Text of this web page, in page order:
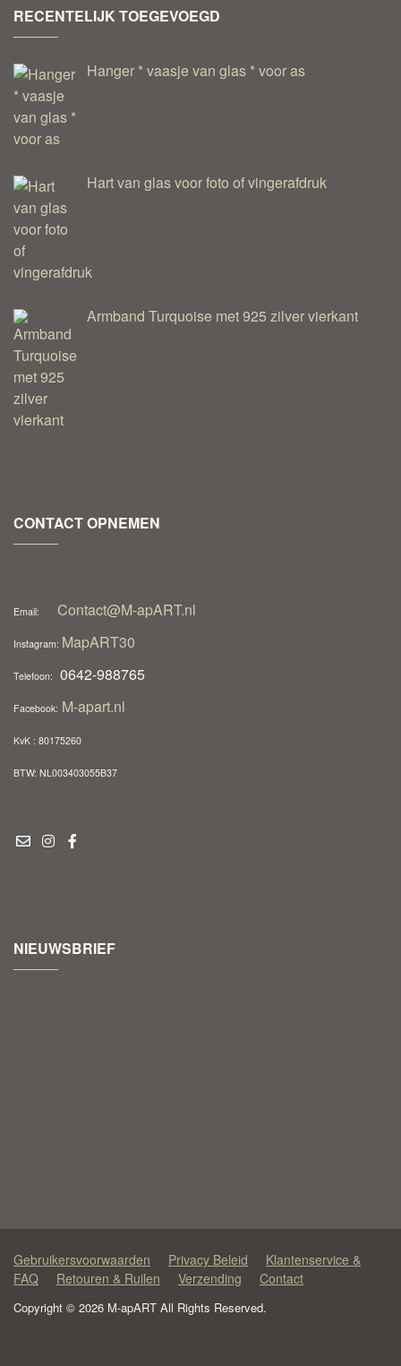
RECENTELIJK TOEGEVOEGD
Hanger * vaasje van glas * voor as
Hart van glas voor foto of vingerafdruk
Armband Turquoise met 925 zilver vierkant
CONTACT OPNEMEN
Email: Contact@M-apART.nl
Instagram: MapART30
Telefoon: 0642-988765
Facebook: M-apart.nl
KvK : 80175260
BTW: NL003403055B37
NIEUWSBRIEF
Gebruikersvoorwaarden Privacy Beleid
Klantenservice &
FAQ
Retouren & Ruilen Verzending Contact
Copyright © 2026 M-apART All Rights Reserved.